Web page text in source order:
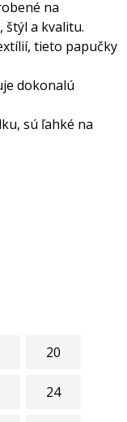
na
a kvalitu.
tieto papučky
dokonalú
sú ľahké na
20
24